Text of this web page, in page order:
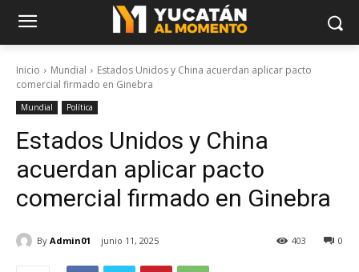
Inicio Mundial
Estados Unidos y China acuerdan aplicar pacto
comercial firmado en Ginebra
Mundial Política
Estados Unidos y China
acuerdan aplicar pacto
comercial firmado en Ginebra
By Admin01 junio 11, 2025 0
403